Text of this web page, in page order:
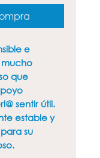
e
mucho
que
sentir útil.
estable y
su